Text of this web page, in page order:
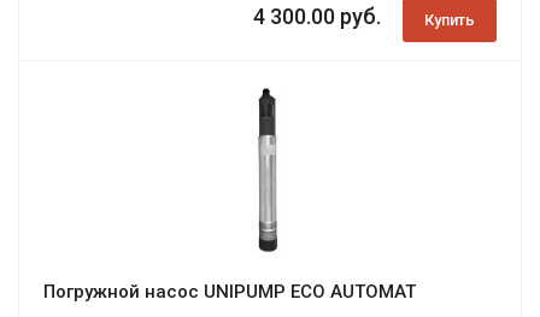
4 300.00 руб. Купить
Погружной насос UNIPUMP ЕСО AUTOMAT